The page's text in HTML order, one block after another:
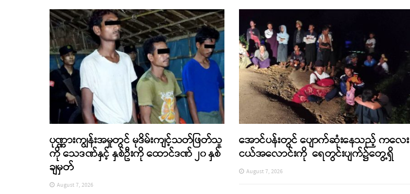
ပုဏ္ဏားကျွန်းအမှုတွင် မုဒိမ်းကျင့်သတ်ဖြတ်သူ
ကို သေဒဏ်နှင့် နှစ်ဦးကို ထောင်ဒဏ် ၂၀ နှစ်
ချမှတ်
August 7, 2026
အောင်ပန်းတွင် ပျောက်ဆုံးနေသည့် ကလေး
ငယ်အလောင်းကို ရေတွင်းပျက်၌တွေ့ရှိ
August 7, 2026